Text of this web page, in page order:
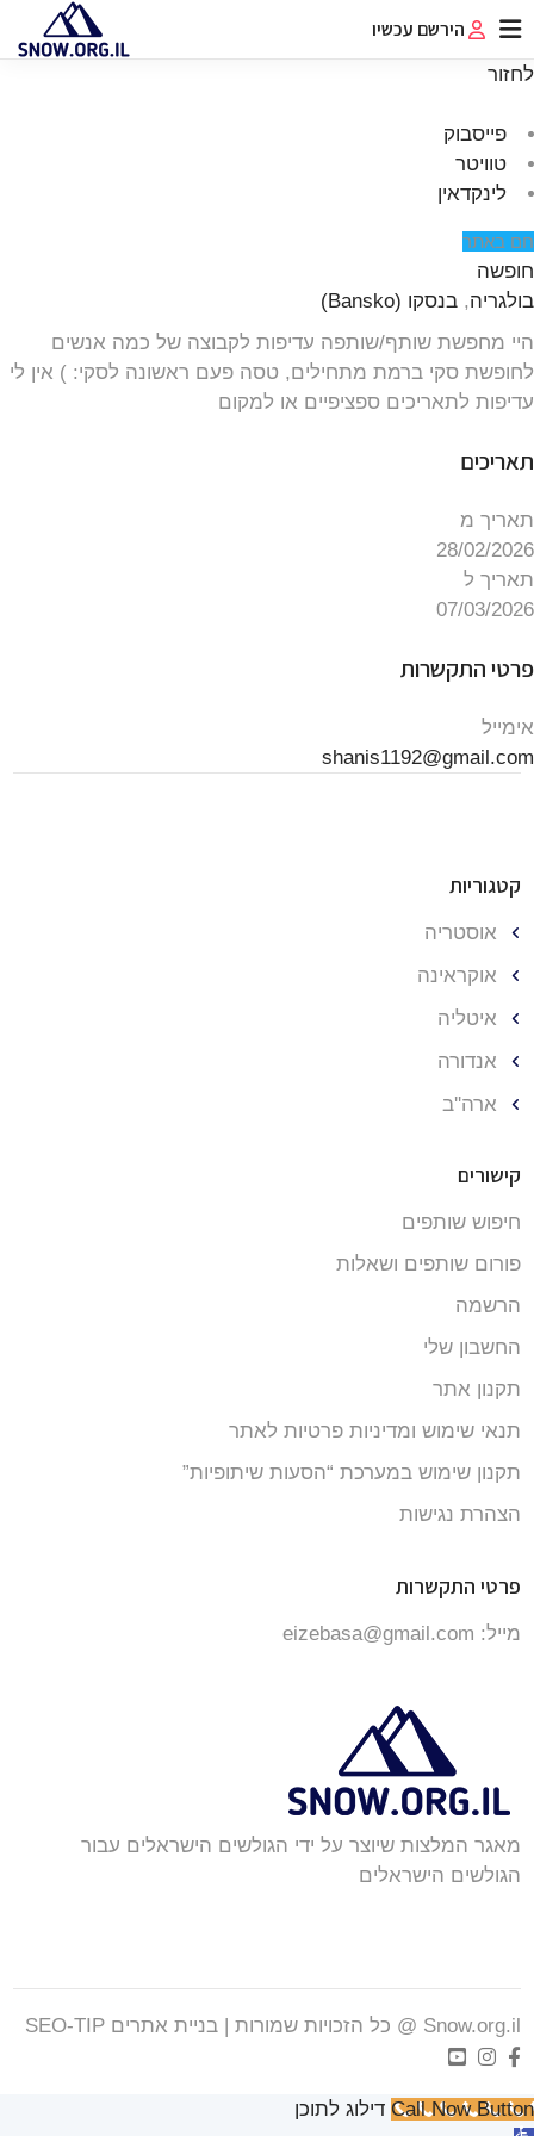
הירשם עכשיו
לחזור
פייסבוק
טוויטר
לינקדאין
חם באתר
חופשה
בולגריה, בנסקו (Bansko)
היי מחפשת שותף/שותפה עדיפות לקבוצה של כמה אנשים
לחופשת סקי ברמת מתחילים, טסה פעם ראשונה לסקי: ) אין לי
עדיפות לתאריכים ספציפיים או למקום
תאריכים
תאריך מ
28/02/2026
תאריך ל
07/03/2026
פרטי התקשרות
אימייל
shanis1192@gmail.com
קטגוריות
אוסטריה
אוקראינה
איטליה
אנדורה
ארה''ב
קישורים
חיפוש שותפים
פורום שותפים ושאלות
הרשמה
החשבון שלי
תקנון אתר
תנאי שימוש ומדיניות פרטיות לאתר
תקנון שימוש במערכת “הסעות שיתופיות”
הצהרת נגישות
פרטי התקשרות
מייל: eizebasa@gmail.com
מאגר המלצות שיוצר על ידי הגולשים הישראלים עבור
הגולשים הישראלים
Snow.org.il @ כל הזכויות שמורות | בניית אתרים SEO-TIP
Call Now Button דילוג לתוכן